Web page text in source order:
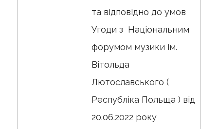
та відповідно до умов
Угоди з Національним
форумом музики ім.
Вітольда
Лютославського (
Республіка Польща ) від
20.06.2022 року